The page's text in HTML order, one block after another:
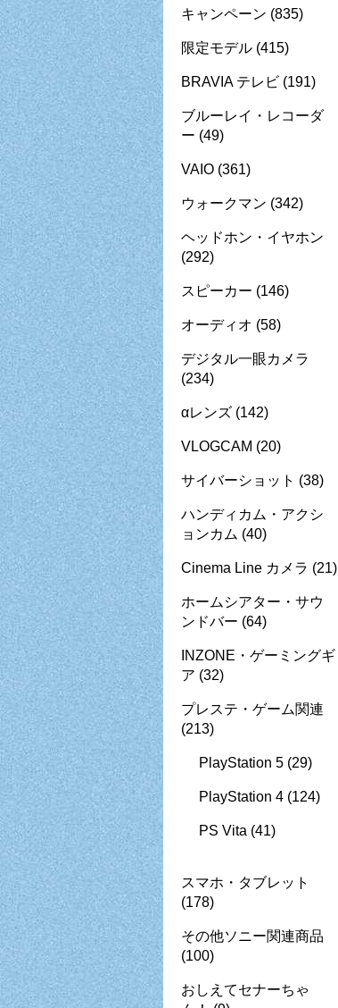
キャンペーン (835)
限定モデル (415)
BRAVIA テレビ (191)
ブルーレイ・レコーダ
ー (49)
VAIO (361)
ウォークマン (342)
ヘッドホン・イヤホン
(292)
スピーカー (146)
オーディオ (58)
デジタル一眼カメラ
(234)
αレンズ (142)
VLOGCAM (20)
サイバーショット (38)
ハンディカム・アクシ
ョンカム (40)
Cinema Line カメラ (21)
ホームシアター・サウ
ンドバー (64)
INZONE・ゲーミングギ
ア (32)
プレステ・ゲーム関連
(213)
PlayStation 5 (29)
PlayStation 4 (124)
PS Vita (41)
スマホ・タブレット
(178)
その他ソニー関連商品
(100)
おしえてセナーちゃ